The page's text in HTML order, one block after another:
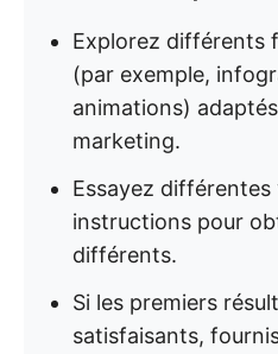
Explorez différents
(par exemple,
animations)
marketing.
Essayez
instructions pour
différents.
Si les premiers
satisfaisants,